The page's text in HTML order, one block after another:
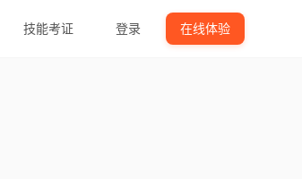
技能考证 登录 在线体验